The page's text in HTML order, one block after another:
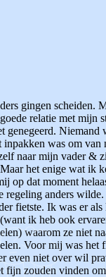
gingen scheiden.
relatie met mijn
genegeerd.
was om
naar mijn vader &
het enige wat ik
op dat moment
anders
fietste. Ik was er
ik heb ook
waarom ze niet
Voor mij was het
even niet over wil
fijn zouden vinden